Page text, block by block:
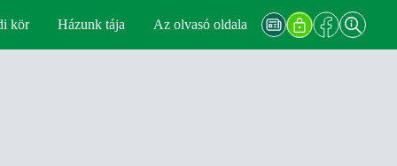
kör Házunk tája Az olvasó oldala